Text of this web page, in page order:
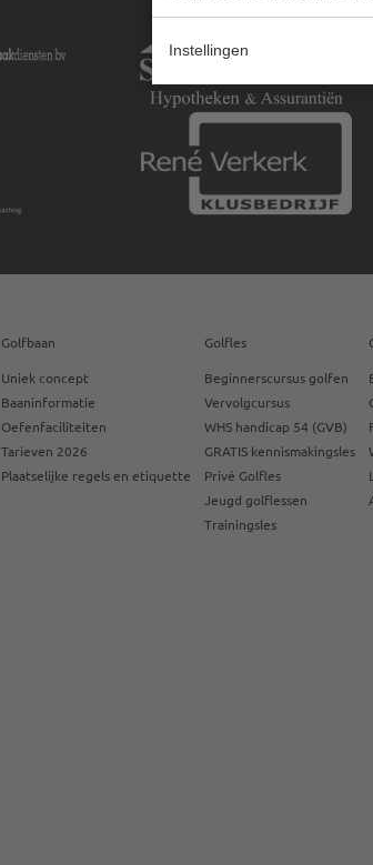
Instellingen
Golfbaan
Uniek concept
Baaninformatie
Oefenfaciliteiten
Tarieven 2026
Plaatselijke regels en etiquette
Golfles
Beginnerscursus golfen
Vervolgcursus
WHS handicap 54 (GVB)
GRATIS kennismakingsles
Privé Golfles
Jeugd golflessen
Trainingsles